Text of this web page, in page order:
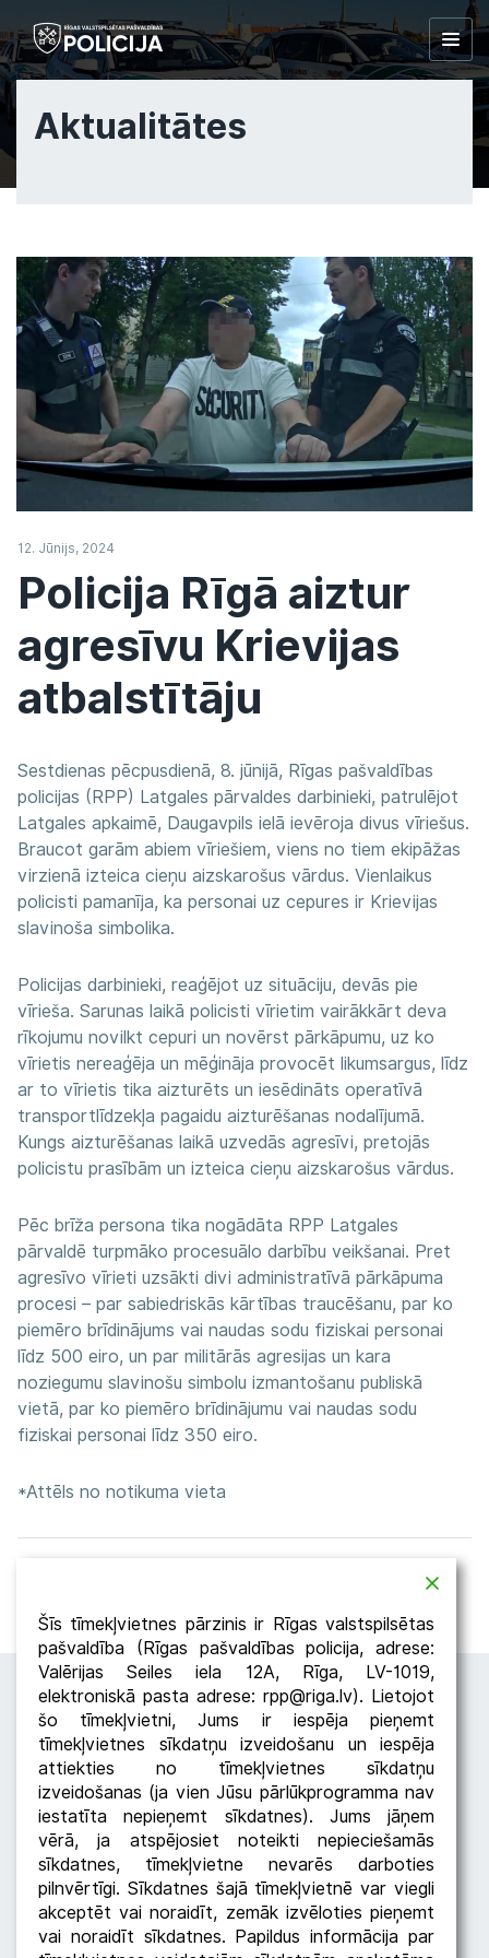
Aktualitātes
12. Jūnijs, 2024
Policija Rīgā aiztur
agresīvu Krievijas
atbalstītāju
Sestdienas pēcpusdienā, 8. jūnijā, Rīgas pašvaldības
policijas (RPP) Latgales pārvaldes darbinieki, patrulējot
Latgales apkaimē, Daugavpils ielā ievēroja divus vīriešus.
Braucot garām abiem vīriešiem, viens no tiem ekipāžas
virzienā izteica cieņu aizskarošus vārdus. Vienlaikus
policisti pamanīja, ka personai uz cepures ir Krievijas
slavinoša simbolika.
Policijas darbinieki, reaģējot uz situāciju, devās pie
vīrieša. Sarunas laikā policisti vīrietim vairākkārt deva
rīkojumu novilkt cepuri un novērst pārkāpumu, uz ko
vīrietis nereaģēja un mēģināja provocēt likumsargus, līdz
ar to vīrietis tika aizturēts un iesēdināts operatīvā
transportlīdzekļa pagaidu aizturēšanas nodalījumā.
Kungs aizturēšanas laikā uzvedās agresīvi, pretojās
policistu prasībām un izteica cieņu aizskarošus vārdus.
Pēc brīža persona tika nogādāta RPP Latgales
pārvaldē turpmāko procesuālo darbību veikšanai. Pret
agresīvo vīrieti uzsākti divi administratīvā pārkāpuma
procesi – par sabiedriskās kārtības traucēšanu, par ko
piemēro brīdinājums vai naudas sodu fiziskai personai
līdz 500 eiro, un par militārās agresijas un kara
noziegumu slavinošu simbolu izmantošanu publiskā
vietā, par ko piemēro brīdinājumu vai naudas sodu
fiziskai personai līdz 350 eiro.
*Attēls no notikuma vieta
Seko RPP
Šīs tīmekļvietnes pārzinis ir Rīgas valstspilsētas
pašvaldība (Rīgas pašvaldības policija, adrese:
Valērijas Seiles iela 12A, Rīga, LV-1019,
elektroniskā pasta adrese: rpp@riga.lv). Lietojot
šo tīmekļvietni, Jums ir iespēja pieņemt
tīmekļvietnes sīkdatņu izveidošanu un iespēja
attiekties no tīmekļvietnes sīkdatņu
izveidošanas (ja vien Jūsu pārlūkprogramma nav
iestatīta nepieņemt sīkdatnes). Jums jāņem
vērā, ja atspējosiet noteikti nepieciešamās
sīkdatnes, tīmekļvietne nevarēs darboties
pilnvērtīgi. Sīkdatnes šajā tīmekļvietnē var viegli
akceptēt vai noraidīt, zemāk izvēloties pieņemt
vai noraidīt sīkdatnes. Papildus informācija par